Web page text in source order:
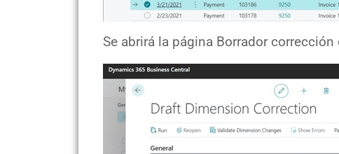
Se abrirá la página Borrador